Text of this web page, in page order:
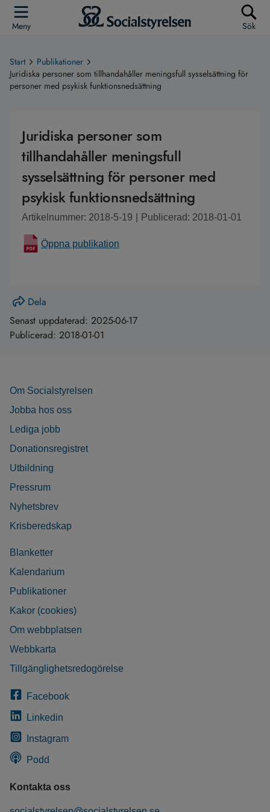
Meny Sök
Start
Publikationer
Juridiska personer som tillhandahåller meningsfull sysselsättning för
personer med psykisk funktionsnedsättning
Juridiska personer som
tillhandahåller meningsfull
sysselsättning för personer med
psykisk funktionsnedsättning
Artikelnummer: 2018-5-19 Publicerad: 2018-01-01
Öppna publikation
Dela
Senast uppdaterad: 2025-06-17
Publicerad: 2018-01-01
Om Socialstyrelsen
Jobba hos oss
Lediga jobb
Donationsregistret
Utbildning
Pressrum
Nyhetsbrev
Krisberedskap
Blanketter
Kalendarium
Publikationer
Kakor (cookies)
Om webbplatsen
Webbkarta
Tillgänglighetsredogörelse
Facebook
Linkedin
Instagram
Podd
Kontakta oss